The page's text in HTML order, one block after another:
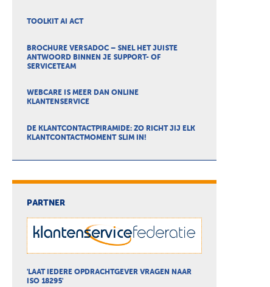
TOOLKIT AI ACT
BROCHURE VERSADOC – SNEL HET JUISTE
ANTWOORD BINNEN JE SUPPORT- OF
SERVICETEAM
WEBCARE IS MEER DAN ONLINE
KLANTENSERVICE
DE KLANTCONTACTPIRAMIDE: ZO RICHT JIJ ELK
KLANTCONTACTMOMENT SLIM IN!
PARTNER
'LAAT IEDERE OPDRACHTGEVER VRAGEN NAAR
ISO 18295'